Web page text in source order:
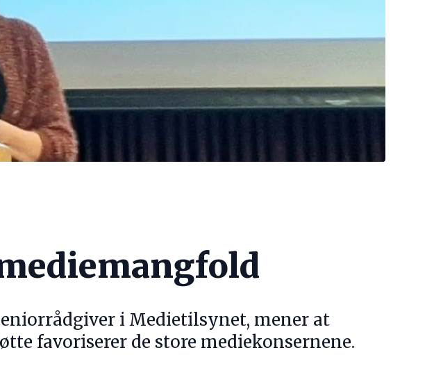
i Medietilsynet, mener at
favoriserer de store mediekonsernene.